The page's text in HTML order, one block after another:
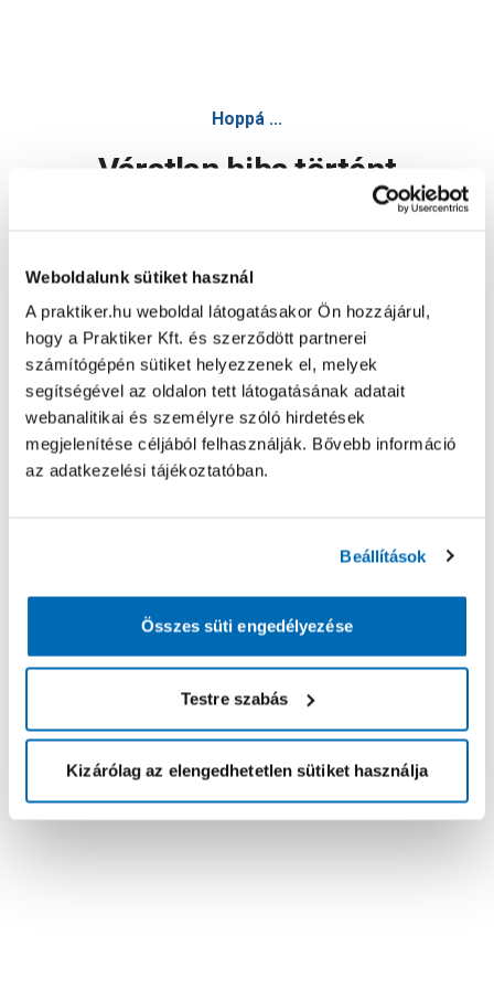
Weboldalunk sütiket használ
A praktiker.hu weboldal látogatásakor Ön hozzájárul,
hogy a Praktiker Kft. és szerződött partnerei
számítógépén sütiket helyezzenek el, melyek
segítségével az oldalon tett látogatásának adatait
webanalitikai és személyre szóló hirdetések
megjelenítése céljából felhasználják. Bővebb információ
az adatkezelési tájékoztatóban.
Beállítások
Összes süti engedélyezése
Testre szabás
Kizárólag az elengedhetetlen sütiket használja
Hoppá ...
Váratlan hiba történt
Oldal újratöltése